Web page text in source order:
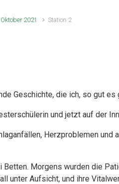
2021 Station 2
Geschichte, die ich, so gut
und jetzt auf der
Herzproblemen und
Morgens wurden die
unter Aufsicht, und ihre